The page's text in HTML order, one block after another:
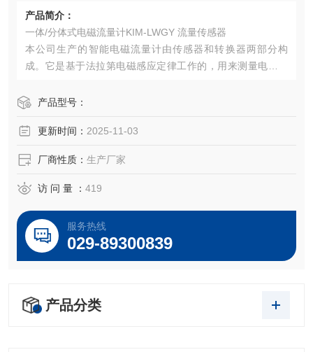
产品简介：
一体/分体式电磁流量计KIM-LWGY 流量传感器
本公司生产的智能电磁流量计由传感器和转换器两部分构
成。它是基于法拉第电磁感应定律工作的，用来测量电导率
流量的感应式仪表。
产品型号：
更新时间： 2025-11-03
厂商性质： 生产厂家
访 问 量 ： 419
服务热线
029-89300839
产品分类